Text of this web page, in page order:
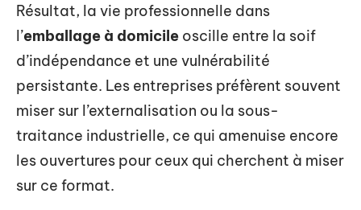
Résultat, la vie professionnelle dans
l’emballage à domicile oscille entre la soif
d’indépendance et une vulnérabilité
persistante. Les entreprises préfèrent souvent
miser sur l’externalisation ou la sous-
traitance industrielle, ce qui amenuise encore
les ouvertures pour ceux qui cherchent à miser
sur ce format.